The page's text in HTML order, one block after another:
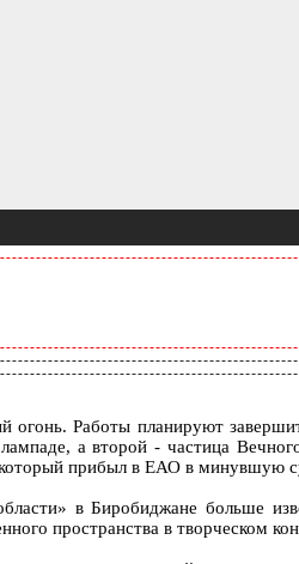
Работы планируют
а второй - частица
который прибыл в ЕАО в минувшую
в Биробиджане больше
пространства в творческом